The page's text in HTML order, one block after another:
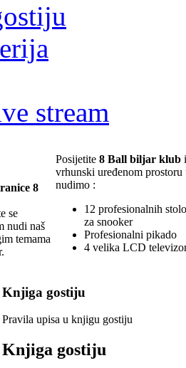
stream
8
se
nudi naš
temama
Posijetite 8 Ball biljar klub
vrhunski uređenom
nudimo :
12 profesionalnih
za snooker
Profesionalni pikado
4 velika LCD
Knjiga gostiju
Pravila upisa u knjigu gostiju
Knjiga gostiju